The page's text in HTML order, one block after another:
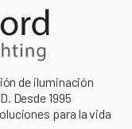
de iluminación
Desde 1995
para la vida